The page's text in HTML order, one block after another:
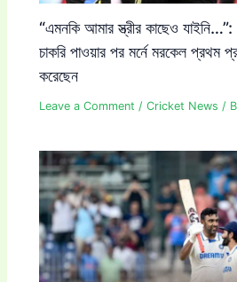
“এমনকি আমার স্ত্রীর কাছেও
চাকরি পাওয়ার পর মর্নে মরকেল প্রথম
করেছেন
Leave a Comment /Cricket News /